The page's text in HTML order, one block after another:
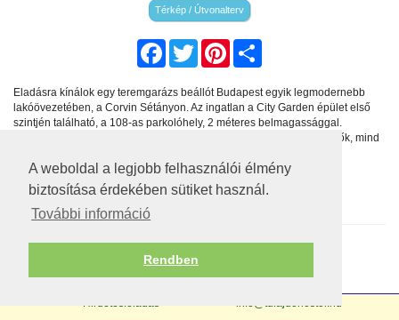
A weboldal a legjobb felhasználói élmény
biztosítása érdekében sütiket használ.
További információ
Rendben
Térkép / Útvonalterv
FacebookTwitter Pinterest
Eladásra kínálok egy teremgarázs beállót Budapest egyik legmodernebb
lakóövezetében, a Corvin Sétányon. Az ingatlan a City Garden épület első
szintjén található, a 108-as parkolóhely, 2 méteres belmagassággal.
A hely jogilag teljesen tiszta, így mind elővásárlási joggal rendelkezők, mind
A tulajdoni lapot kérésre emailben tudom küldeni.
Ár: 10,5 millió forint
Érdeklődés esetén kérem, keressen telefonon
Hirdetésfeladás info@tulajdonostol.hu